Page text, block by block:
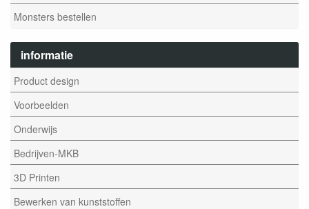
Monsters bestellen
informatie
Product design
Voorbeelden
Onderwijs
Bedrijven-MKB
3D Printen
Bewerken van kunststoffen